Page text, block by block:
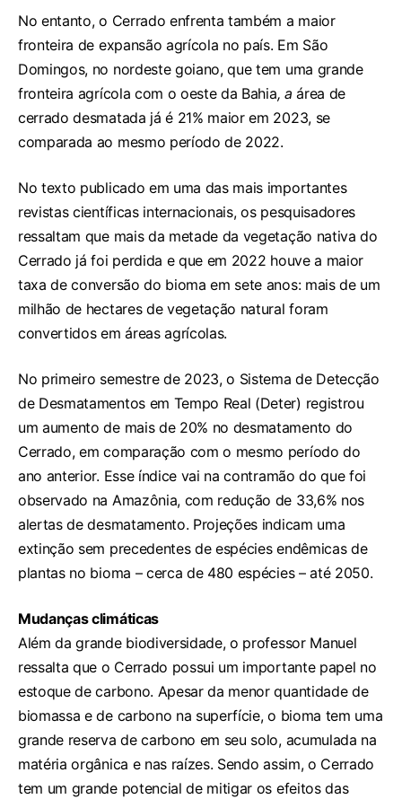
No entanto, o Cerrado enfrenta também a maior
fronteira de expansão agrícola no país. Em São
Domingos, no nordeste goiano, que tem uma grande
fronteira agrícola com o oeste da Bahia, a área de
cerrado desmatada já é 21% maior em 2023, se
comparada ao mesmo período de 2022.
No texto publicado em uma das mais importantes
revistas científicas internacionais, os pesquisadores
ressaltam que mais da metade da vegetação nativa do
Cerrado já foi perdida e que em 2022 houve a maior
taxa de conversão do bioma em sete anos: mais de um
milhão de hectares de vegetação natural foram
convertidos em áreas agrícolas.
No primeiro semestre de 2023, o Sistema de Detecção
de Desmatamentos em Tempo Real (Deter) registrou
um aumento de mais de 20% no desmatamento do
Cerrado, em comparação com o mesmo período do
ano anterior. Esse índice vai na contramão do que foi
observado na Amazônia, com redução de 33,6% nos
alertas de desmatamento. Projeções indicam uma
extinção sem precedentes de espécies endêmicas de
plantas no bioma – cerca de 480 espécies – até 2050.
Mudanças climáticas
Além da grande biodiversidade, o professor Manuel
ressalta que o Cerrado possui um importante papel no
estoque de carbono. Apesar da menor quantidade de
biomassa e de carbono na superfície, o bioma tem uma
grande reserva de carbono em seu solo, acumulada na
matéria orgânica e nas raízes. Sendo assim, o Cerrado
tem um grande potencial de mitigar os efeitos das